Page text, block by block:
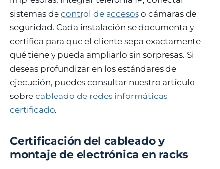
sistemas de control de accesos o cámaras de
seguridad. Cada instalación se documenta y
certifica para que el cliente sepa exactamente
qué tiene y pueda ampliarlo sin sorpresas. Si
deseas profundizar en los estándares de
ejecución, puedes consultar nuestro artículo
sobre cableado de redes informáticas
certificado.
Certificación del cableado y
montaje de electrónica en racks